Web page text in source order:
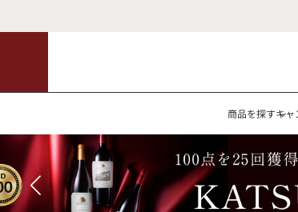
商品を探すキャ
商品を探すキャンペ
赤ワイン
白ワイン